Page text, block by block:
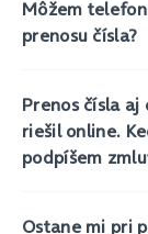
Môžem
prenosu čísla?
Prenos čísla
riešil online.
podpíšem
Ostane mi pri